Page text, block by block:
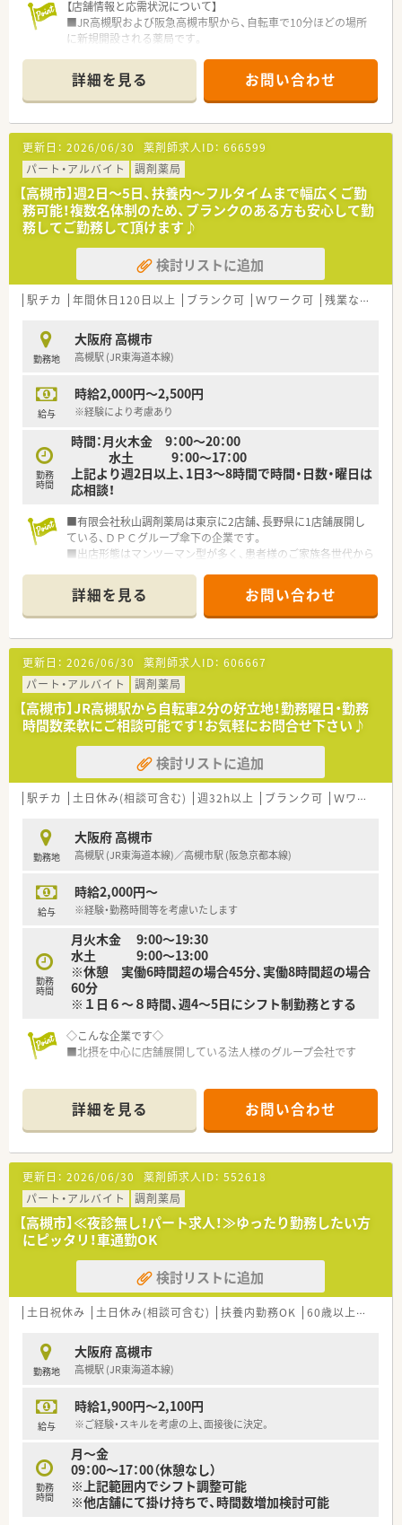
■社員割引制度、財形貯蓄制度、スポーツジム優待等が受けられ
る他、
提携の保養施設は全国に40ヵ所あります。
■産休、育休取得はもちろんのこと、育児短時間勤務制度を実施
しています。
■育児休業より復帰後、1日最大2時間短縮して勤務できる制度
です。法律では3歳までですが、
アイングループでは小学校就学時までの期間利用可能です。
【店舗情報と応需状況について】
■JR高槻駅および阪急高槻市駅から、自転車で10分ほどの場所
に新規開設される薬局です。
かりつけ薬局を目指します。
■新規開設のため、常勤薬剤師2名体制で店舗の立ち上げから一
緒に携わっていただきます。
【募集背景と求める人物像について】
■新規開設に伴うオープニングスタッフの募集となり、共に新し
い薬局を創る仲間を求めています。
■これまでのご経験や年齢は問わず、明るく前向きに業務に取り
組めるお人柄を重視します。
■在宅医療に意欲があり、車の運転が可能な方であれば、未経験
からの挑戦も大歓迎です。
【職場環境と雰囲気】
■職員の平均年齢は30代が中心で、若く活気があり、闊達なコミ
ュニケーションが魅力です。
た薬局運営を行っています。
■ご友人の紹介で入職された方も多く、職員はお人柄の良い方ば
かりで人間関係も良好です。
詳細を見る お問い合わせ
更新日： 2026/06/30 薬剤師求人ID： 666599
パート・アルバイト
調剤薬局
【高槻市】週2日～5日、扶養内～フルタイムまで幅広くご勤
務可能！複数名体制のため、ブランクのある方も安心して勤
務してご勤務して頂けます♪
検討リストに追加
駅チカ 年間休日120日以上 ブランク可 Ｗワーク可 残業なし(ほぼなし含む)
勤務地
大阪府 高槻市
高槻駅 (JR東海道本線)
給与
時給2,000円～2,500円
※経験により考慮あり
勤務
時間
時間：月火木金 9：00～20：00
水土 9：00～17：00
上記より週2日以上、1日3～8時間で時間・日数・曜日は
応相談！
■有限会社秋山調剤薬局は東京に2店舗、長野県に1店舗展開し
ている、ＤＰＣグループ傘下の企業です。
■出店形態はマンツーマン型が多く、患者様のご家族各世代から
■かかりつけ薬局として従業員は積極的に認定薬剤師を取得し
ております。
詳細を見る お問い合わせ
更新日： 2026/06/30 薬剤師求人ID： 606667
パート・アルバイト
調剤薬局
【高槻市】JR高槻駅から自転車2分の好立地！勤務曜日・勤務
時間数柔軟にご相談可能です！お気軽にお問合せ下さい♪
検討リストに追加
駅チカ 土日休み(相談可含む) 週32h以上 ブランク可 Ｗワーク可
勤務地
大阪府 高槻市
高槻駅 (JR東海道本線)／高槻市駅 (阪急京都本線)
給与
時給2,000円～
※経験・勤務時間等を考慮いたします
勤務
時間
月火木金 9:00～19:30
水土 9:00～13:00
※休憩 実働6時間超の場合45分、実働8時間超の場合
60分
※１日６～８時間、週4～5日にシフト制勤務とする
◇こんな企業です◇
■北摂を中心に店舗展開している法人様のグループ会社です
■JR高槻駅が最寄り駅になります！
◇こんな方にオススメ◇
■電車通勤で毎日便利のご通勤したい方！
■週20時間～週30時間でご勤務したい方！
詳細を見る お問い合わせ
更新日： 2026/06/30 薬剤師求人ID： 552618
パート・アルバイト
調剤薬局
【高槻市】≪夜診無し！パート求人！≫ゆったり勤務したい方
にピッタリ！車通勤OK
検討リストに追加
土日祝休み 土日休み(相談可含む) 扶養内勤務OK 60歳以上可
勤務地
大阪府 高槻市
高槻駅 (JR東海道本線)
給与
時給1,900円～2,100円
※ご経験・スキルを考慮の上、面接後に決定。
勤務
時間
月～金
09：00～17：00（休憩なし）
※上記範囲内でシフト調整可能
※他店舗にて掛け持ちで、時間数増加検討可能